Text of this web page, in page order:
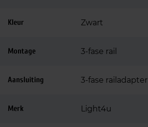
Kleur Zwart
Montage 3-fase rail
Aansluiting 3-fase railadapter
Merk Light4u